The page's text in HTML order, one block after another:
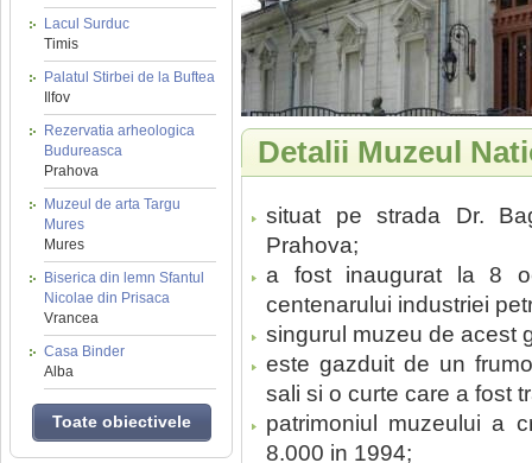
Lacul Surduc
Timis
Palatul Stirbei de la Buftea
Ilfov
Rezervatia arheologica
Budureasca
Prahova
Muzeul de arta Targu
Mures
Mures
Biserica din lemn Sfantul
Nicolae din Prisaca
Vrancea
Casa Binder
Alba
Toate obiectivele
Detalii Muzeul
situat pe strada Dr.
Prahova;
a fost inaugurat la 8
centenarului industriei
singurul muzeu de acest
este gazduit de un
sali si o curte care a fost
patrimoniul muzeului a
8.000 in 1994;